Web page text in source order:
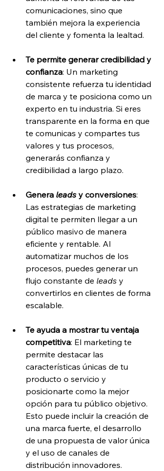
comunicaciones, sino que
también mejora la experiencia
del cliente y fomenta la lealtad.
Te permite generar credibilidad y
confianza: Un marketing
consistente refuerza tu identidad
de marca y te posiciona como un
experto en tu industria. Si eres
transparente en la forma en que
te comunicas y compartes tus
valores y tus procesos,
generarás confianza y
credibilidad a largo plazo.
Genera leads y conversiones:
Las estrategias de marketing
digital te permiten llegar a un
público masivo de manera
eficiente y rentable. Al
automatizar muchos de los
procesos, puedes generar un
flujo constante de leads y
convertirlos en clientes de forma
escalable.
Te ayuda a mostrar tu ventaja
competitiva: El marketing te
permite destacar las
características únicas de tu
producto o servicio y
posicionarte como la mejor
opción para tu público objetivo.
Esto puede incluir la creación de
una marca fuerte, el desarrollo
de una propuesta de valor única
y el uso de canales de
distribución innovadores.